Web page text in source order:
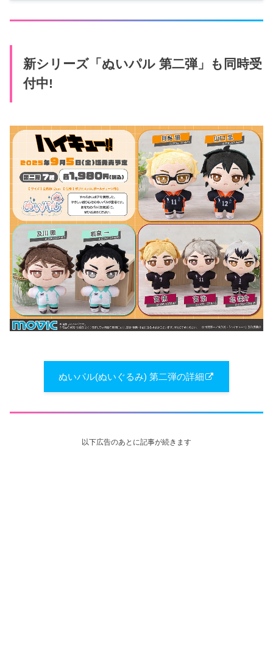
新シリーズ「ぬいパル 第二弾」も同時受
付中!
ぬいパル(ぬいぐる​み) 第二弾の詳細
以下広告のあとに記事が続きます